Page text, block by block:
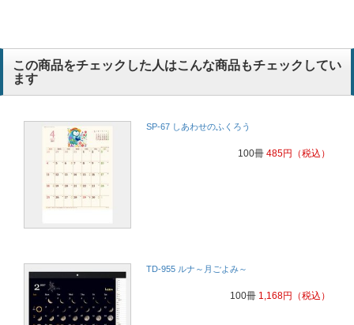
この商品をチェックした人はこんな商品もチェックしてい
ます
SP-67 しあわせのふくろう
100冊 485円 （税込）
TD-955 ルナ～月ごよみ～
100冊 1,168円 （税込）